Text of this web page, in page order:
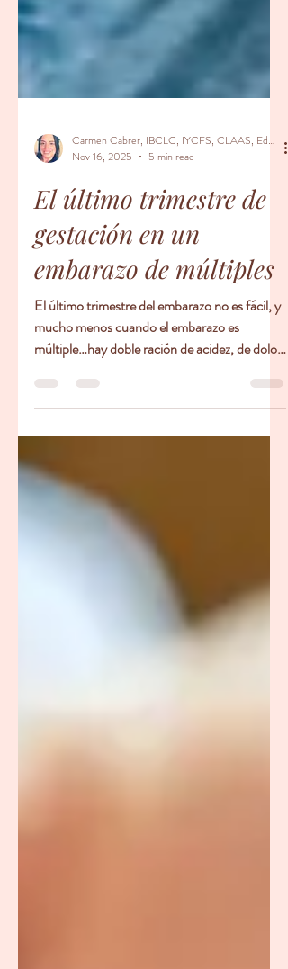
Nov 16, 2025
5 min read
El último trimestre de
gestación en un
embarazo de múltiples
mucho menos cuando el embarazo es
múltiple…hay doble ración de acidez, de dolor
de espalda, de nausea y de las otras
incomodidades relacionadas al embarazo. El
último trimestre (semanas 28-40) de un
embarazo múltiple es un momento de
crecimiento significativo, aumento de las
molestias y monitoreo cuidadoso tanto para
los bebés como para la persona gestante.
Síntomas como dolor de espalda, hinchazón y